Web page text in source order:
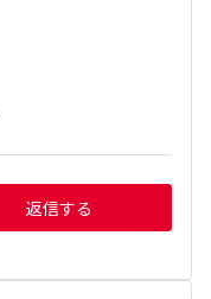
返信する